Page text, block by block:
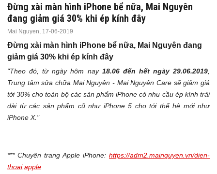
Đừng xài màn hình iPhone bể nữa, Mai Nguyên
đang giảm giá 30% khi ép kính đây
Mai Nguyen, 17-06-2019
Đừng xài màn hình iPhone bể nữa, Mai Nguyên đang
giảm giá 30% khi ép kính đây
"Theo đó, từ ngày hôm nay 18.06 đến hết ngày 29.06.2019
Trung tâm sửa chữa Mai Nguyên - Mai Nguyên Care sẽ giảm giá
tới30% cho toàn bộ các sản phẩm iPhone có nhu cầu ép kính trải
dài từ các sản phẩm cũ như iPhone 5 cho tới thế hệ mới như
iPhone X."
*** Chuyên trang Apple iPhone: https://adm2.mainguyen.vn/dien-
thoai,apple